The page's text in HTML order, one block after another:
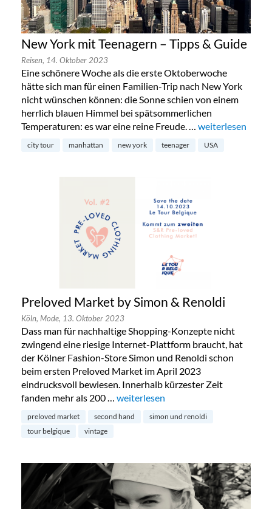
New York mit Teenagern – Tipps & Guide
Reisen, 14. Oktober 2023
Eine schönere Woche als die erste Oktoberwoche
hätte sich man für einen Familien-Trip nach New York
nicht wünschen können: die Sonne schien von einem
herrlich blauen Himmel bei spätsommerlichen
Temperaturen: es war eine reine Freude. … „New York mit
weiterlesen
city tour manhattan new york teenager USA
Preloved Market by Simon & Renoldi
Köln, Mode, 13. Oktober 2023
Dass man für nachhaltige Shopping-Konzepte nicht
zwingend eine riesige Internet-Plattform braucht, hat
der Kölner Fashion-Store Simon und Renoldi schon
beim ersten Preloved Market im April 2023
eindrucksvoll bewiesen. Innerhalb kürzester Zeit
fanden mehr als 200 … „Preloved Market by Simon &
weiterlesen
preloved market second hand
simon und renoldi
tour belgique
vintage